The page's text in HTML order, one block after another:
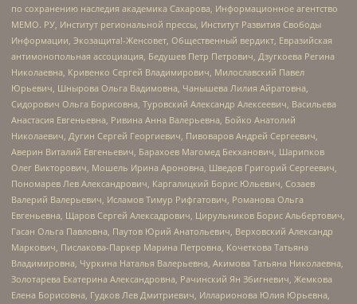
по сохранению наследия академика Сахарова, Информационное агентство
МЕМО. РУ, Институт региональной прессы, Институт Развития Свободы
Информации, Экозащита!-Женсовет, Общественный вердикт, Евразийская
антимонопольная ассоциация, Бедушев Петр Петрович, Дзугкоева Регина
Николаевна, Кривенко Сергей Владимирович, Милославский Павел
Юрьевич, Шнырова Ольга Вадимовна, Чанышева Лилия Айратовна,
Сидорович Ольга Борисовна, Туровский Александр Алексеевич, Васильева
Анастасия Евгеньевна, Ривина Анна Валерьевна, Бойко Анатолий
Николаевич, Дугин Сергей Георгиевич, Пивоваров Андрей Сергеевич,
Аверин Виталий Евгеньевич, Барахоев Магомед Бекханович, Шарипков
Олег Викторович, Мошель Ирина Ароновна, Шведов Григорий Сергеевич,
Пономарев Лев Александрович, Каргалицкий Борис Юльевич, Созаев
Валерий Валерьевич, Исламов Тимур Рифгатович, Романова Ольга
Евгеньевна, Щаров Сергей Алексадрович, Цирульников Борис Альбертович,
Гасан Ольга Павловна, Паутов Юрий Анатольевич, Верховский Александр
Маркович, Пислакова-Паркер Марина Петровна, Кочеткова Татьяна
Владимировна, Чуркина Наталья Валерьевна, Акимова Татьяна Николаевна,
Золотарева Екатерина Александровна, Рачинский Ян Збигневич, Жемкова
Елена Борисовна, Гудков Лев Дмитриевич, Илларионова Юлия Юрьевна,